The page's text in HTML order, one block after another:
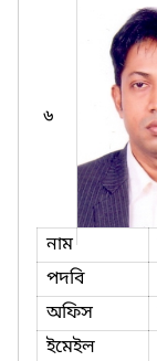
৬
নাম
পদবি
অফিস
ইমেইল